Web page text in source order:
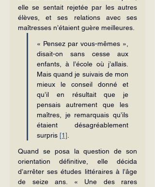
elle se sentait rejetée par les autres
élèves, et ses relations avec ses
maîtresses n’étaient guère meilleures.
« Pensez par vous-mêmes »,
disait-on sans cesse aux
enfants, à l’école où j’allais.
Mais quand je suivais de mon
mieux le conseil donné et
qu’il en résultait que je
pensais autrement que les
maîtres, je remarquais qu’ils
étaient désagréablement
surpris [1]
Quand se posa la question de son
orientation définitive, elle décida
d’arrêter ses études littéraires à l’âge
de seize ans. « Une des rares